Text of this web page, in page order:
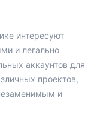
интересуют
и легально
аккаунтов для
проектов,
и